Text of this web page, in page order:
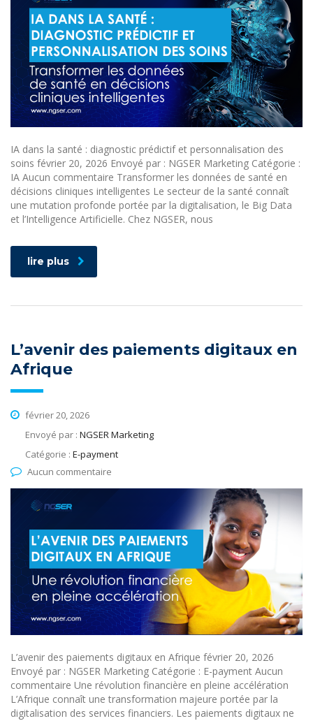
IA dans la santé : diagnostic prédictif et personnalisation des
soins février 20, 2026 Envoyé par : NGSER Marketing Catégorie :
IA Aucun commentaire Transformer les données de santé en
décisions cliniques intelligentes Le secteur de la santé connaît
une mutation profonde portée par la digitalisation, le Big Data
et l’Intelligence Artificielle. Chez NGSER, nous
lire plus
L’avenir des paiements digitaux en
Afrique
février 20, 2026
Envoyé par : NGSER Marketing
Catégorie : E-payment
Aucun commentaire
L’avenir des paiements digitaux en Afrique février 20, 2026
Envoyé par : NGSER Marketing Catégorie : E-payment Aucun
commentaire Une révolution financière en pleine accélération
L’Afrique connaît une transformation majeure portée par la
digitalisation des services financiers. Les paiements digitaux ne